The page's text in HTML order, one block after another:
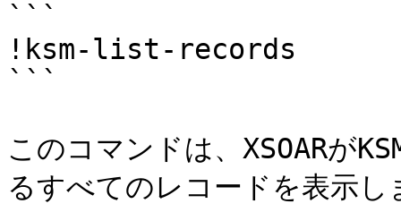
```
!ksm-list-records
```
このコマンドは、XSOARが
るすべてのレコードを表示し